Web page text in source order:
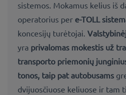
sistemos. Mokamus kelius iš
operatorius per e-TOLL
koncesijų turėtojai.
yra privalomas mokestis už
transporto priemonių
tonos, taip pat autobusams
dvijuosčiuose keliuose ir tam